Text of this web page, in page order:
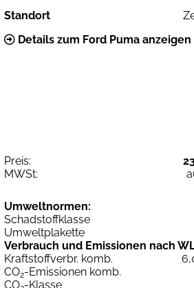
Standort
Details zum Ford Puma anzeigen
Preis:
MWSt:
Umweltnormen:
Schadstoffklasse
Umweltplakette
Verbrauch und Emissionen nach
Kraftstoffverbr. komb.
CO2-Emissionen komb.
CO -Klasse